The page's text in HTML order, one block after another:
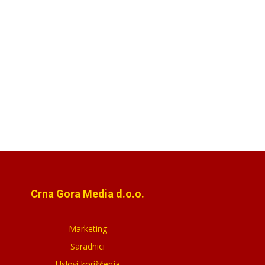
Crna Gora Media d.o.o.
Marketing
Saradnici